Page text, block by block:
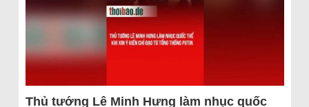
Thủ tướng Lê Minh Hưng làm nhục quốc